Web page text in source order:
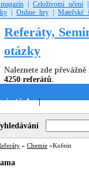
Celoživotní učení
Online hry Mateřské
Referáty,
otázky
Naleznete zde
4250 referátů.
otázky|
» Chemie »Kofein